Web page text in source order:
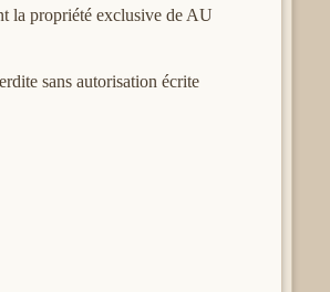
la propriété exclusive de AU
sans autorisation écrite